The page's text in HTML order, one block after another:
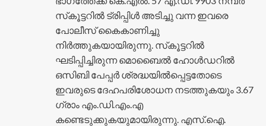
സ്‌കൂട്ടറിൽ ട്രിപ്പിൾ അടിച്ചു വന്ന ഇവരെ
പോലീസ് കൈകാണിച്ചു
നിർത്തുകയായിരുന്നു. സ്‌കൂട്ടറിൽ
ഘടിപ്പിച്ചിരുന്ന മൊബൈൽ ഹോൾഡറിൽ
ഒസിബി പേപ്പർ ശ്രദ്ധയിൽപ്പെട്ടതോടെ
ഇവരുടെ ദേഹപരിശോധന നടത്തുകയും 3.67
ഗ്രാം എം.ഡി.എം.എ
കണ്ടെടുക്കുകയുമായിരുന്നു. എസ്.ഐ.